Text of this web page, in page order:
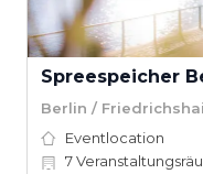
Spreespeicher
Berlin /
Eventlocation
7